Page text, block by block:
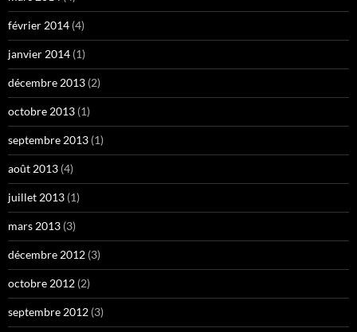
février 2014 (4)
janvier 2014 (1)
décembre 2013 (2)
octobre 2013 (1)
septembre 2013 (1)
août 2013 (4)
juillet 2013 (1)
mars 2013 (3)
décembre 2012 (3)
octobre 2012 (2)
septembre 2012 (3)